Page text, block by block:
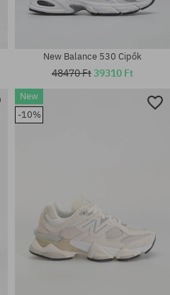
New Balance 530 Cipők
48470 Ft39310 Ft
New
-10%